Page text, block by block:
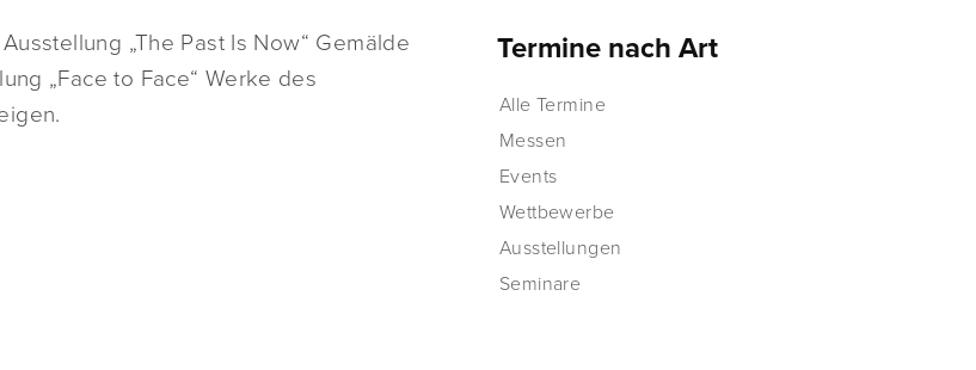
„The Past Is Now“ Gemälde
„Face to Face“ Werke des
Termine nach Art
Alle Termine
Messen
Events
Wettbewerbe
Ausstellungen
Seminare